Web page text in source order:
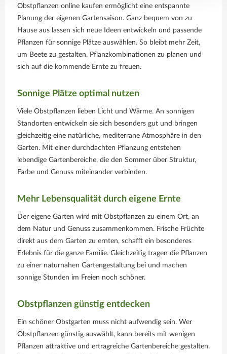
Obstpflanzen online kaufen ermöglicht eine entspannte
Planung der eigenen Gartensaison. Ganz bequem von zu
Hause aus lassen sich neue Ideen entwickeln und passende
Pflanzen für sonnige Plätze auswählen. So bleibt mehr Zeit,
um Beete zu gestalten, Pflanzkombinationen zu planen und
sich auf die kommende Ernte zu freuen.
Sonnige Plätze optimal nutzen
Viele Obstpflanzen lieben Licht und Wärme. An sonnigen
Standorten entwickeln sie sich besonders gut und bringen
gleichzeitig eine natürliche, mediterrane Atmosphäre in den
Garten. Mit einer durchdachten Pflanzung entstehen
lebendige Gartenbereiche, die den Sommer über Struktur,
Farbe und Genuss miteinander verbinden.
Mehr Lebensqualität durch eigene Ernte
Der eigene Garten wird mit Obstpflanzen zu einem Ort, an
dem Natur und Genuss zusammenkommen. Frische Früchte
direkt aus dem Garten zu ernten, schafft ein besonderes
Erlebnis für die ganze Familie. Gleichzeitig tragen die Pflanzen
zu einer naturnahen Gartengestaltung bei und machen
sonnige Stunden im Freien noch schöner.
Obstpflanzen günstig entdecken
Ein schöner Obstgarten muss nicht aufwendig sein. Wer
Obstpflanzen günstig auswählt, kann bereits mit wenigen
Pflanzen attraktive und ertragreiche Gartenbereiche gestalten.